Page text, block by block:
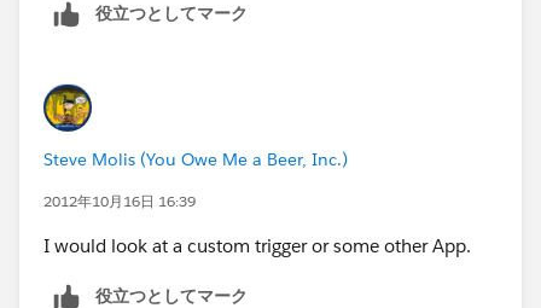
役立つとしてマーク
Steve Molis (You Owe Me a Beer, Inc.)
2012年10月16日 16:39
I would look at a custom trigger or some other App.
役立つとしてマーク